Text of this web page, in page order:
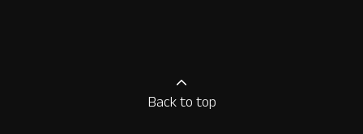
Back to top